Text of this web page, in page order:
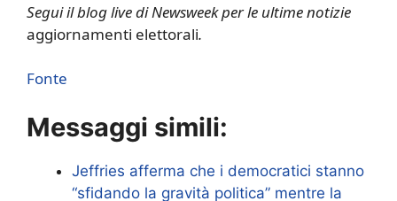
Segui il blog live di Newsweek per le ultime notizie
aggiornamenti elettorali.
Fonte
Messaggi simili:
Jeffries afferma che i democratici stanno
“sfidando la gravità politica” mentre la